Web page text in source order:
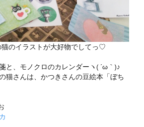
のイラストが大好物でしてっ♡
と、モノクロのカレンダーヽ( ´ω｀)♪
猫さんは、かつきさんの豆絵本「ぼち